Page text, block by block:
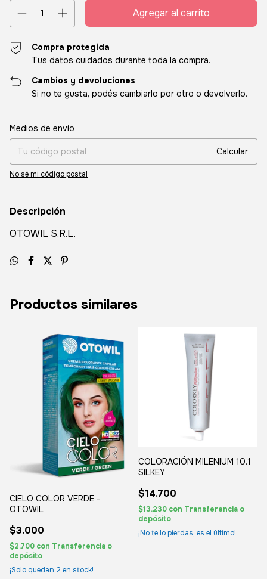
Compra protegida
Tus datos cuidados durante toda la compra.
Cambios y devoluciones
Si no te gusta, podés cambiarlo por otro o devolverlo.
Entregas para el CP:
Medios de envío
Calcular
No sé mi código postal
Descripción
OTOWIL S.R.L.
Productos similares
CIELO COLOR VERDE -
OTOWIL
$3.000
$2.700 con Transferencia o
depósito
¡Solo quedan 2 en stock!
COLORACIÓN MILENIUM 10.1
SILKEY
$14.700
$13.230 con Transferencia o
depósito
¡No te lo pierdas, es el último!